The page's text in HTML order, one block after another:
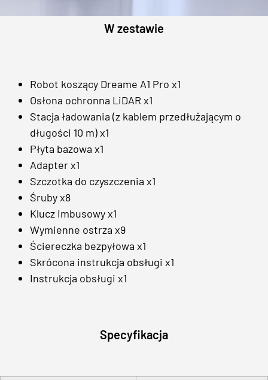
W zestawie
Robot koszący Dreame A1 Pro x1
Osłona ochronna LiDAR x1
Stacja ładowania (z kablem przedłużającym o
długości 10 m) x1
Płyta bazowa x1
Adapter x1
Szczotka do czyszczenia x1
Śruby x8
Klucz imbusowy x1
Wymienne ostrza x9
Ściereczka bezpyłowa x1
Skrócona instrukcja obsługi x1
Instrukcja obsługi x1
Specyfikacja